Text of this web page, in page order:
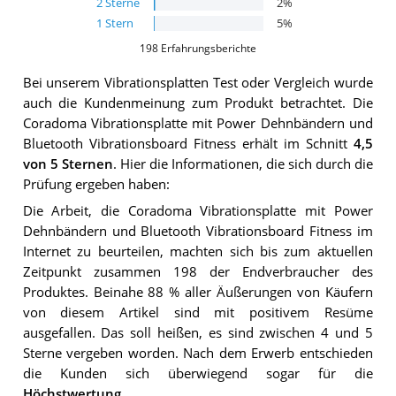
2Sterne 2%
1 Stern 5%
198 Erfahrungsberichte
Bei unseremVibrationsplatten Test oder Vergleich wurde
auch die Kundenmeinung zum Produkt betrachtet. Die
Coradoma Vibrationsplatte mit Power Dehnbändern und
Bluetooth Vibrationsboard Fitnesserhält im Schnitt 4,5
von 5 Sternen. Hier die Informationen, die sich durch die
Prüfung ergeben haben:
Die Arbeit, die Coradoma Vibrationsplatte mit Power
Dehnbändern und Bluetooth Vibrationsboard Fitness im
Internet zu beurteilen, machten sich bis zum aktuellen
Zeitpunkt zusammen 198 der Endverbraucher des
Produktes. Beinahe 88 % aller Äußerungen von Käufern
von diesem Artikel sind mit positivem Resüme
ausgefallen. Das soll heißen, es sind zwischen 4 und 5
Sterne vergeben worden. Nach dem Erwerb entschieden
die Kunden sich überwiegend sogar für die